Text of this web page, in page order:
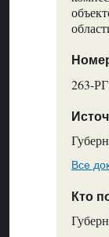
263-РГ
Все
Кто